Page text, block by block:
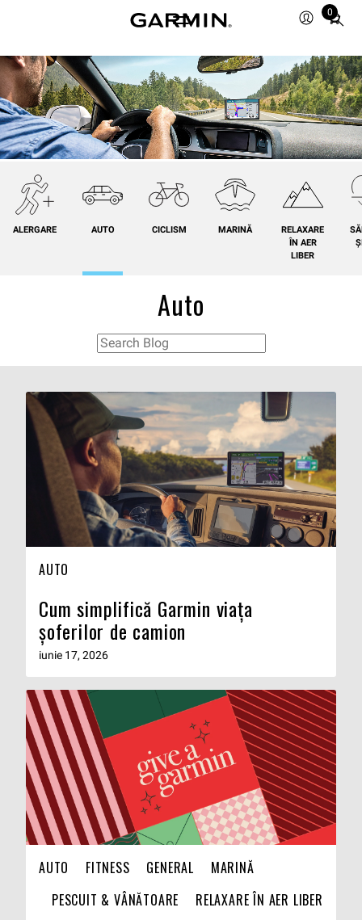
0
Total
in
cart:
0
ALERGARE AUTO CICLISM MARINĂ
RELAXARE
ÎN AER
LIBER
Auto
AUTO
Cum simplifică Garmin viața
șoferilor de camion
iunie 17, 2026
AUTO FITNESS GENERAL
MARINĂ
PESCUIT & VÂNĂTOARE
RELAXARE ÎN AER LIBER